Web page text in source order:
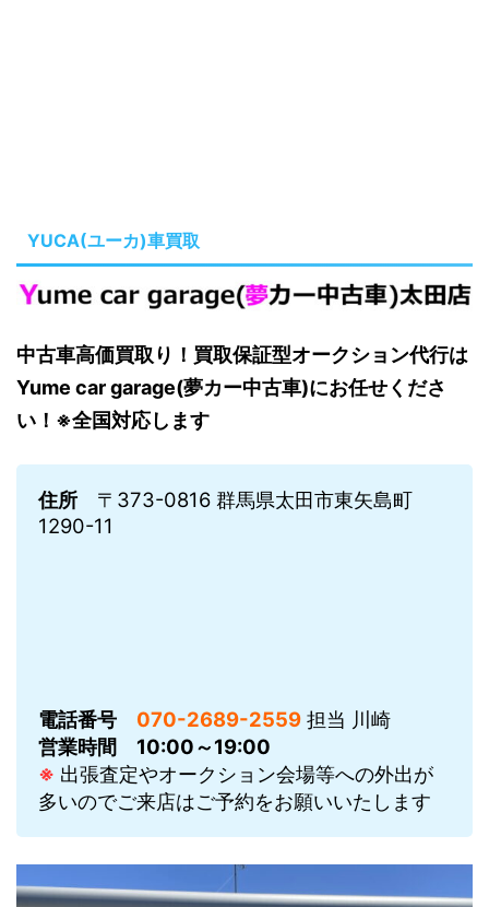
YUCA(ユーカ)車買取
中古車高価買取り！買取保証型オークション代行は
Yume car garage(夢カー中古車)にお任せくださ
い！※全国対応します
住所 〒373-0816 群馬県太田市東矢島町
1290-11
電話番号 070-2689-2559 担当 川崎
営業時間
10:00～19:00
※ 出張査定やオークション会場等への外出が
多いのでご来店はご予約をお願いいたします